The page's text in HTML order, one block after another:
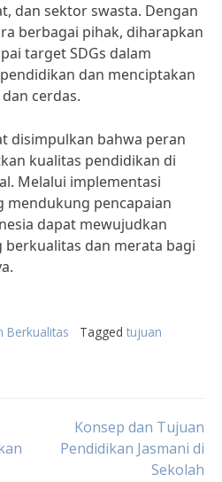
dan sektor swasta. Dengan
berbagai pihak, diharapkan
target SDGs dalam
dan menciptakan
cerdas.
disimpulkan bahwa peran
kualitas pendidikan di
Melalui implementasi
pencapaian
dapat mewujudkan
dan merata bagi
Berkualitas Tagged tujuan
Konsep dan Tujuan
Pendidikan Jasmani di
Sekolah